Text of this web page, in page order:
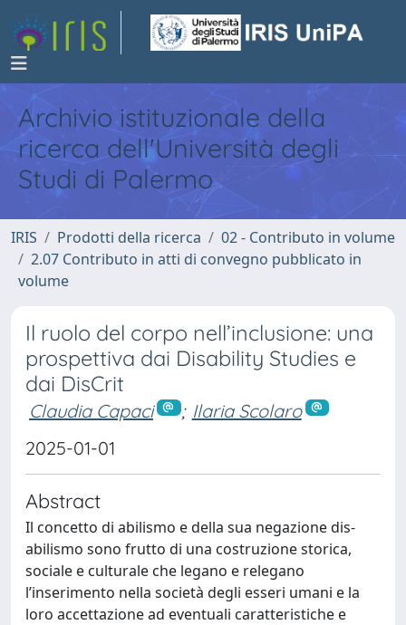
Archivio istituzionale della
ricerca dell'Università degli
Studi di Palermo
IRIS Prodotti della ricerca
02 - Contributo in volume
2.07 Contributo in atti di convegno pubblicato in
volume
Il ruolo del corpo nell’inclusione: una
prospettiva dai Disability Studies e
dai DisCrit
Claudia Capaci ; Ilaria Scolaro
2025-01-01
Abstract
Il concetto di abilismo e della sua negazione dis-
abilismo sono frutto di una costruzione storica,
sociale e culturale che legano e relegano
l’inserimento nella società degli esseri umani e la
loro accettazione ad eventuali caratteristiche e